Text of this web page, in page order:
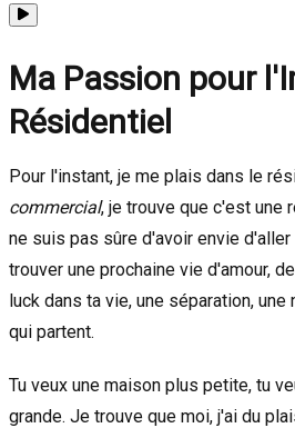
Ma Passion pour
Résidentiel
Pour l'instant, je me plais dans le
commercial, je trouve que c'est une
ne suis pas sûre d'avoir envie
trouver une prochaine vie d'amour,
luck dans ta vie, une séparation,
qui partent.
Tu veux une maison plus petite, tu
grande. Je trouve que moi, j'ai du